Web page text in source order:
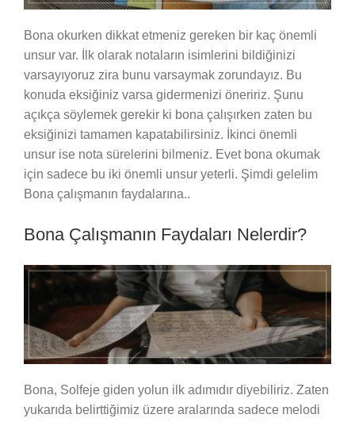
Bona okurken dikkat etmeniz gereken bir kaç önemli
unsur var. İlk olarak notaların isimlerini bildiğinizi
varsayıyoruz zira bunu varsaymak zorundayız. Bu
konuda eksiğiniz varsa gidermenizi öneririz. Şunu
açıkça söylemek gerekir ki bona çalışırken zaten bu
eksiğinizi tamamen kapatabilirsiniz. İkinci önemli
unsur ise nota sürelerini bilmeniz. Evet bona okumak
için sadece bu iki önemli unsur yeterli. Şimdi gelelim
Bona çalışmanın faydalarına..
Bona Çalışmanın Faydaları Nelerdir?
Bona, Solfeje giden yolun ilk adımıdır diyebiliriz. Zaten
yukarıda belirttiğimiz üzere aralarında sadece melodi